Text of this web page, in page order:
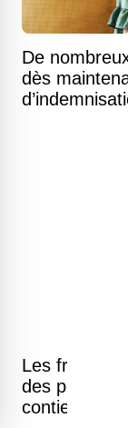
De
dès
Les frites de
des
contiennent.